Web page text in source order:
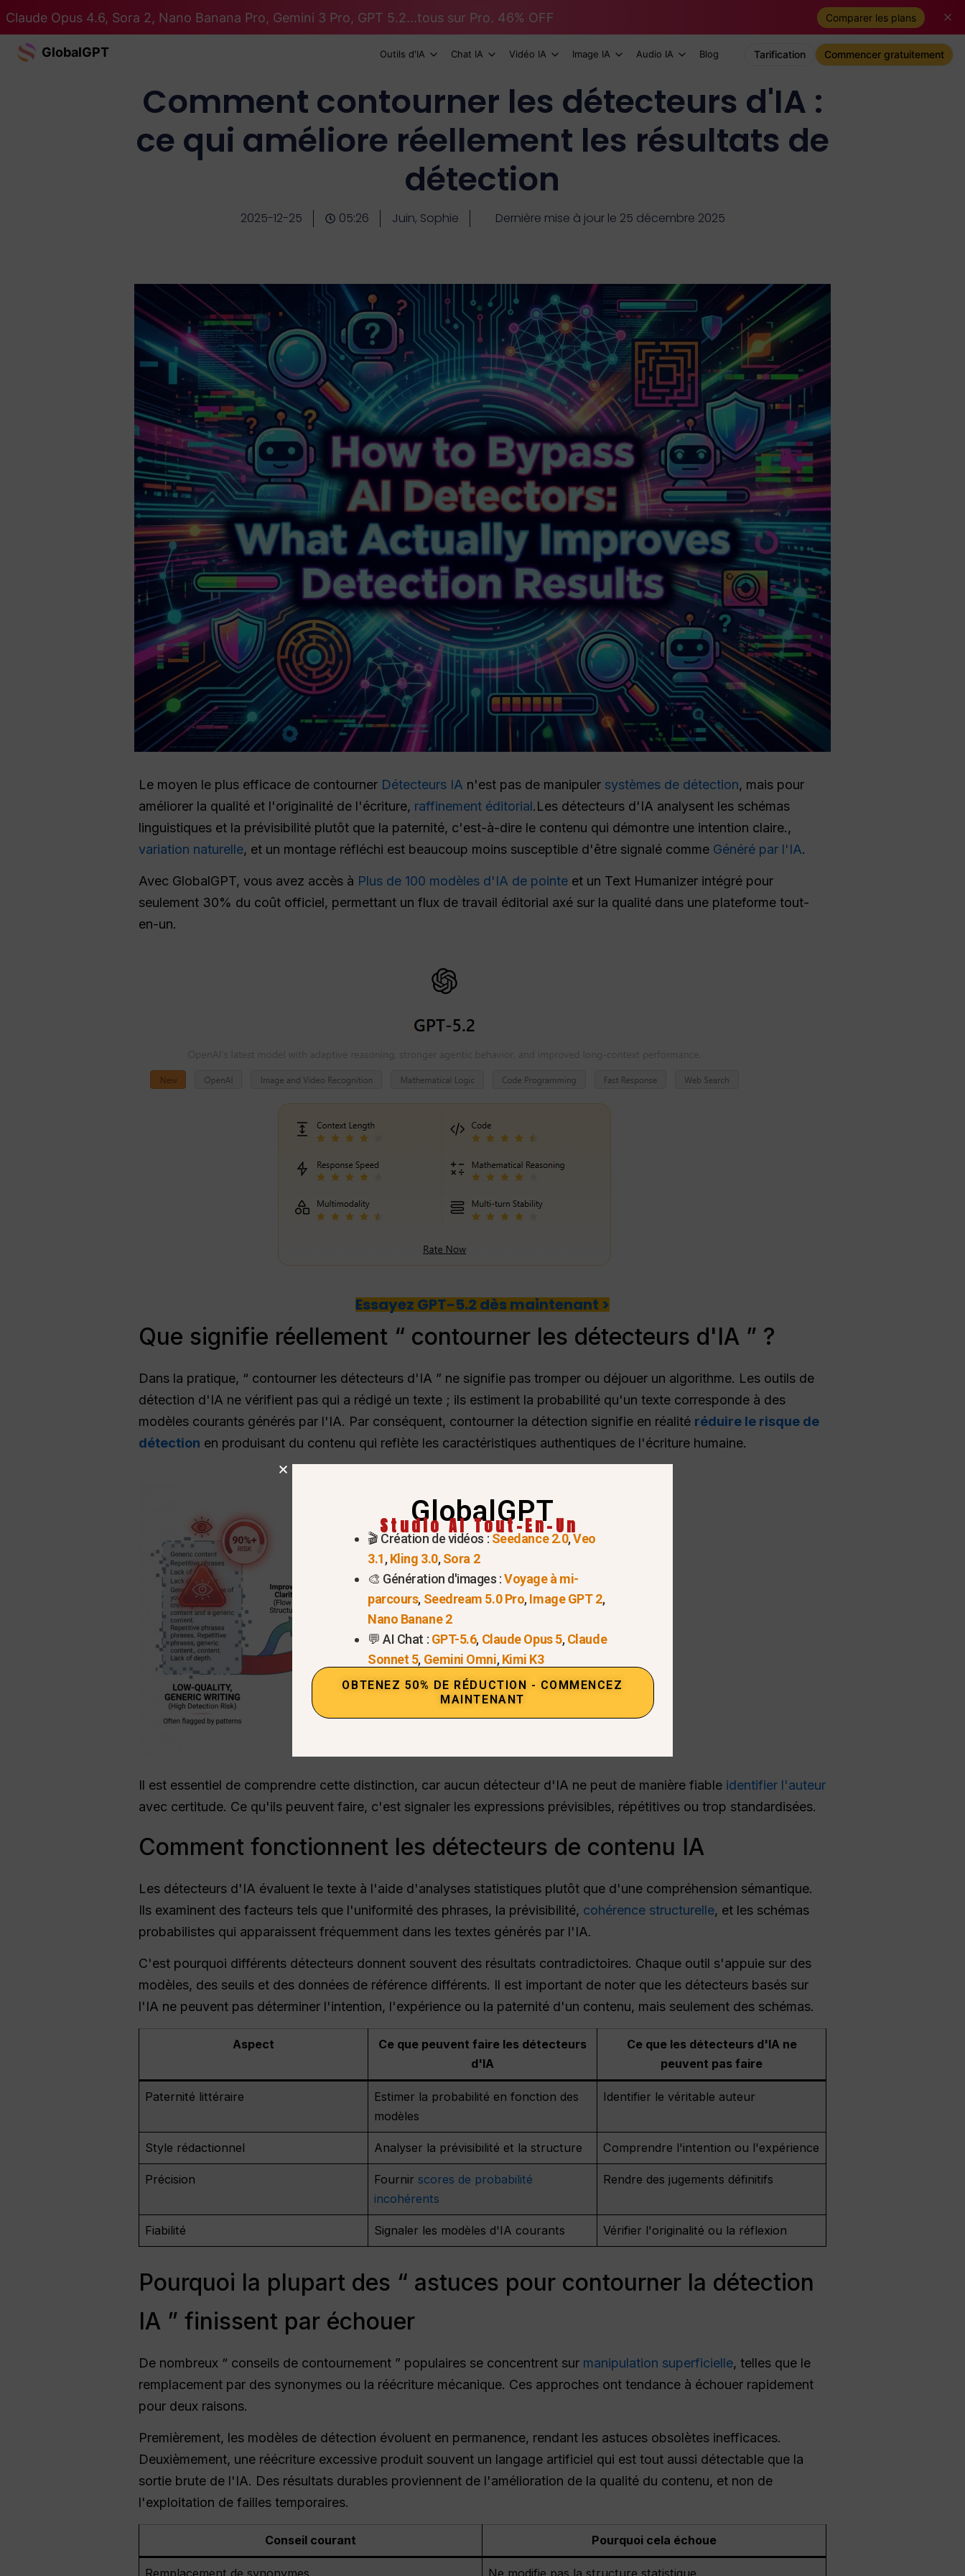
Claude Opus 4.6, Sora 2, Nano Banana Pro, Gemini 3 Pro, GPT 5.2...tous sur Pro. 46% OFF Comparer les plans
GlobalGPT Outils d'IA Chat IA Vidéo IA Image IA Audio IA Blog Tarification Commencer gratuitement
Comment contourner les détecteurs d'IA :
ce qui améliore réellement les résultats de
détection
2025-12-25 05:26 Juin, Sophie Dernière mise à jour le 25 décembre 2025
Le moyen le plus efficace de contourner Détecteurs IA n'est pas de manipuler systèmes de détection, mais pour
améliorer la qualité et l'originalité de l'écriture, raffinement éditorial.Les détecteurs d'IA analysent les schémas
linguistiques et la prévisibilité plutôt que la paternité, c'est-à-dire le contenu qui démontre une intention claire.,
variation naturelle, et un montage réfléchi est beaucoup moins susceptible d'être signalé comme Généré par l'IA.
Avec GlobalGPT, vous avez accès à Plus de 100 modèles d'IA de pointe et un Text Humanizer intégré pour
seulement 30% du coût officiel, permettant un flux de travail éditorial axé sur la qualité dans une plateforme tout-
en-un.
Essayez GPT-5.2 dès maintenant >
Que signifie réellement “ contourner les détecteurs d'IA ” ?
Dans la pratique, “ contourner les détecteurs d'IA ” ne signifie pas tromper ou déjouer un algorithme. Les outils de
détection d'IA ne vérifient pas qui a rédigé un texte ; ils estiment la probabilité qu'un texte corresponde à des
modèles courants générés par l'IA. Par conséquent, contourner la détection signifie en réalité réduire le risque de
détection en produisant du contenu qui reflète les caractéristiques authentiques de l'écriture humaine.
Il est essentiel de comprendre cette distinction, car aucun détecteur d'IA ne peut de manière fiable identifier l'auteur
avec certitude. Ce qu'ils peuvent faire, c'est signaler les expressions prévisibles, répétitives ou trop standardisées.
Comment fonctionnent les détecteurs de contenu IA
Les détecteurs d'IA évaluent le texte à l'aide d'analyses statistiques plutôt que d'une compréhension sémantique.
Ils examinent des facteurs tels que l'uniformité des phrases, la prévisibilité, cohérence structurelle, et les schémas
probabilistes qui apparaissent fréquemment dans les textes générés par l'IA.
C'est pourquoi différents détecteurs donnent souvent des résultats contradictoires. Chaque outil s'appuie sur des
modèles, des seuils et des données de référence différents. Il est important de noter que les détecteurs basés sur
l'IA ne peuvent pas déterminer l'intention, l'expérience ou la paternité d'un contenu, mais seulement des schémas.
Aspect
Ce que peuvent faire les détecteurs
d'IA
Ce que les détecteurs d'IA ne
peuvent pas faire
Paternité littéraire
Estimer la probabilité en fonction des
modèles
Identifier le véritable auteur
Style rédactionnel Analyser la prévisibilité et la structure Comprendre l'intention ou l'expérience
Précision Fournir scores de probabilité
incohérents
Rendre des jugements définitifs
Fiabilité Signaler les modèles d'IA courants Vérifier l'originalité ou la réflexion
Pourquoi la plupart des “ astuces pour contourner la détection
IA ” finissent par échouer
De nombreux “ conseils de contournement ” populaires se concentrent sur manipulation superficielle, telles que le
remplacement par des synonymes ou la réécriture mécanique. Ces approches ont tendance à échouer rapidement
pour deux raisons.
Premièrement, les modèles de détection évoluent en permanence, rendant les astuces obsolètes inefficaces.
Deuxièmement, une réécriture excessive produit souvent un langage artificiel qui est tout aussi détectable que la
sortie brute de l'IA. Des résultats durables proviennent de l'amélioration de la qualité du contenu, et non de
l'exploitation de failles temporaires.
Conseil courant Pourquoi cela échoue
Remplacement de synonymes Ne modifie pas la structure statistique
GlobalGPT
Studio AI Tout-En-Un
🎬 Création de vidéos : Seedance 2.0,Veo
3.1,Kling 3.0,Sora 2
🎨 Génération d'images :Voyage à mi-
parcours, Seedream 5.0 Pro,Image GPT 2,
Nano Banane 2
💬 AI Chat : GPT-5.6, Claude Opus 5,Claude
Sonnet 5, Gemini Omni,Kimi K3
OBTENEZ 50% DE RÉDUCTION - COMMENCEZ
MAINTENANT